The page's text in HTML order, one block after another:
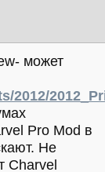
может
2012/
Pro Mod в
Не
Charvel